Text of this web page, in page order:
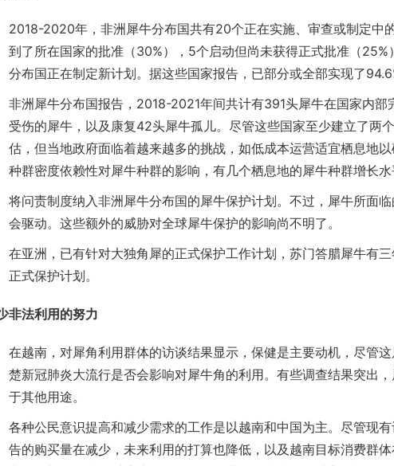
2018-2020年，非洲犀牛分布国共有20个正在实施、审查或制定中
到了所在国家的批准（30%），5个启动但尚未获得正式批准（
分布国正在制定新计划。据这些国家报告，已部分或全部实现了
非洲犀牛分布国报告，2018-2021年间共计有391头犀牛在国家内
受伤的犀牛，以及康复42头犀牛孤儿。尽管这些国家至少建立了两
估，但当地政府面临着越来越多的挑战，如低成本运营适宜栖息地
种群密度依赖性对犀牛种群的影响，有几个栖息地的犀牛种群增长水
将问责制度纳入非洲犀牛分布国的犀牛保护计划。不过，犀牛所面
会驱动。这些额外的威胁对全球犀牛保护的影响尚不明了。
在亚洲，已有针对大独角犀的正式保护工作计划，苏门答腊犀牛有
正式保护计划。
非法利用的努力
在越南，对犀角利用群体的访谈结果显示，保健是主要动机，尽管
楚新冠肺炎大流行是否会影响对犀牛角的利用。有些调查结果突出
于其他用途。
各种公民意识提高和减少需求的工作是以越南和中国为主。尽管现
告的购买量在减少，未来利用的打算也降低，以及越南目标消费群